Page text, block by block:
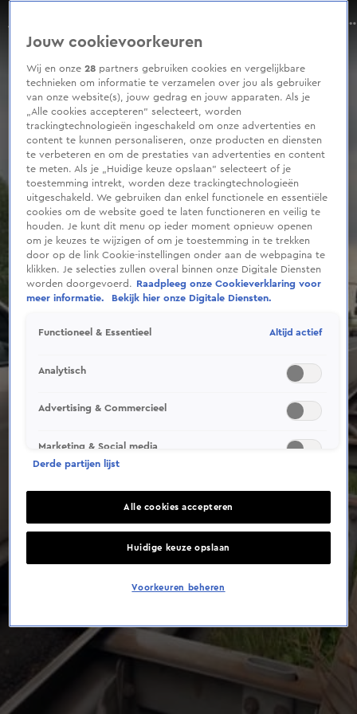
Monique Westenberg langs de weg met autopech
Aflevering 133, Seizoen 2026
of
Jouw cookievoorkeuren
Wij en onze28 partners gebruiken cookies en vergelijkbare
technieken om informatie te verzamelen over jou als gebruiker
van onze website(s), jouw gedrag en jouw apparaten. Als je
„Alle cookies accepteren” selecteert, worden
trackingtechnologieën ingeschakeld om onze advertenties en
content te kunnen personaliseren, onze producten en diensten
te verbeteren en om de prestaties van advertenties en content
te meten. Als je „Huidige keuze opslaan” selecteert of je
toestemming intrekt, worden deze trackingtechnologieën
uitgeschakeld. We gebruiken dan enkel functionele en essentiële
cookies om de website goed te laten functioneren en veilig te
houden. Je kunt dit menu op ieder moment opnieuw openen
om je keuzes te wijzigen of om je toestemming in te trekken
door op de link Cookie-instellingen onder aan de webpagina te
klikken. Je selecties zullen overal binnen onze Digitale Diensten
worden doorgevoerd.
Raadpleeg onze Cookieverklaring voor
meer informatie.
Bekijk hier onze Digitale Diensten.
Functioneel & Essentieel Altijd actief
Analytisch
Advertising & Commercieel
Marketing & Social media
Derde partijen lijst
Alle cookies accepteren
Huidige keuze opslaan
Voorkeuren beheren